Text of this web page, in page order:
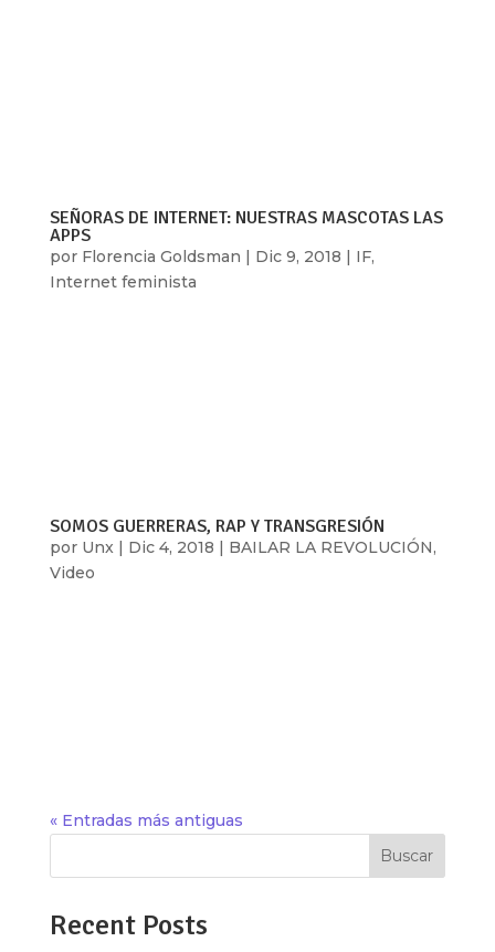
SEÑORAS DE INTERNET: NUESTRAS MASCOTAS LAS
APPS
por Florencia Goldsman | Dic 9, 2018 | IF,
Internet feminista
SOMOS GUERRERAS, RAP Y TRANSGRESIÓN
por Unx| Dic 4, 2018 | BAILAR LA REVOLUCIÓN,
Video
« Entradas más antiguas
Buscar
Recent Posts